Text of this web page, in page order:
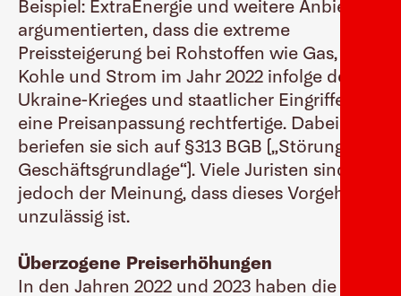
Beispiel: ExtraEnergie und weitere Anbieter
argumentierten, dass die extreme
Preissteigerung bei Rohstoffen wie Gas,
Kohle und Strom im Jahr 2022 infolge des
Ukraine-Krieges und staatlicher Eingriffe
eine Preisanpassung rechtfertige. Dabei
beriefen sie sich auf §313 BGB („Störung der
Geschäftsgrundlage“). Viele Juristen sind
jedoch der Meinung, dass dieses Vorgehen
unzulässig ist.
Überzogene Preiserhöhungen
In den Jahren 2022 und 2023 haben die